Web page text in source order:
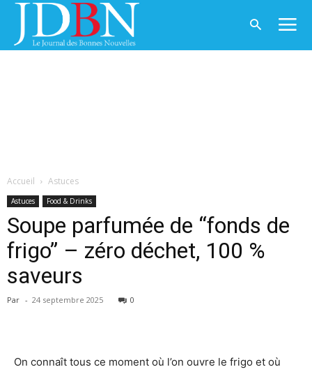
Accueil Astuces
Astuces Food & Drinks
Soupe parfumée de “fonds de
frigo” – zéro déchet, 100 %
saveurs
Par - 24 septembre 2025 0
On connaît tous ce moment où l’on ouvre le frigo et où